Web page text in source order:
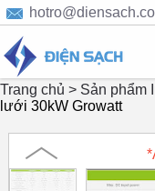
Trang chủ > Sản phẩm
lưới 30kW Growatt